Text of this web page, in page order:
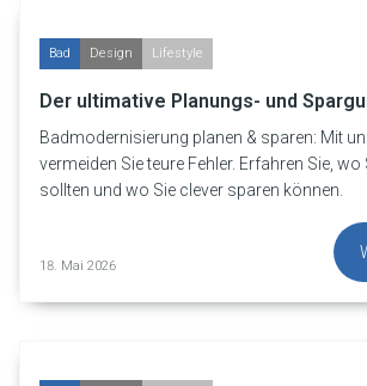
Bad Design Lifestyle
Der ultimative Planungs- und
Badmodernisierung planen & sparen: Mit
vermeiden Sie teure Fehler. Erfahren Sie, wo
sollten und wo Sie clever sparen können.
18. Mai 2026